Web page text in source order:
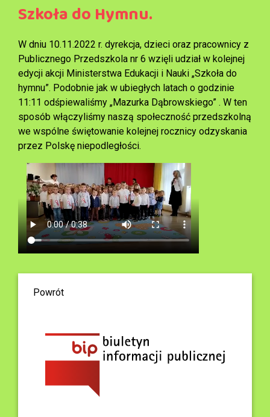
Szkoła do Hymnu.
W dniu 10.11.2022 r. dyrekcja, dzieci oraz pracownicy z
Publicznego Przedszkola nr 6 wzięli udział w kolejnej
edycji akcji Ministerstwa Edukacji i Nauki „Szkoła do
hymnu”. Podobnie jak w ubiegłych latach o godzinie
11:11 odśpiewaliśmy „Mazurka Dąbrowskiego” . W ten
sposób włączyliśmy naszą społeczność przedszkolną
we wspólne świętowanie kolejnej rocznicy odzyskania
przez Polskę niepodległości.
Powrót